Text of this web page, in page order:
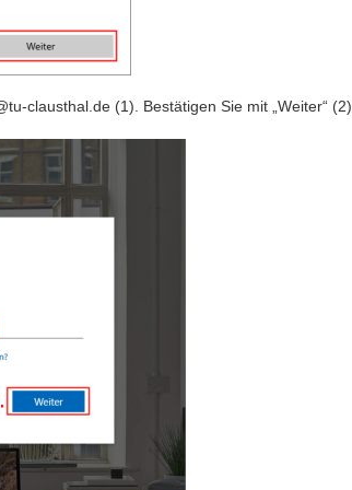
clausthal.de (1). Bestätigen Sie mit „Weiter“ (2).